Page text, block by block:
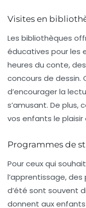
Visites en
Les bibliothèques
éducatives pour les
heures du conte,
concours de dessin.
d’encourager la
s’amusant. De plus,
vos enfants le plaisir
Programmes de
Pour ceux qui
l’apprentissage, des
d’été sont souvent
donnent aux enfants